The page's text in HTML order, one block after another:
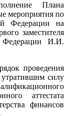
Плана
мероприятия по
Федерации на
заместителя
Федерации И.И.
проведения
утратившим силу
аттестата
финансов